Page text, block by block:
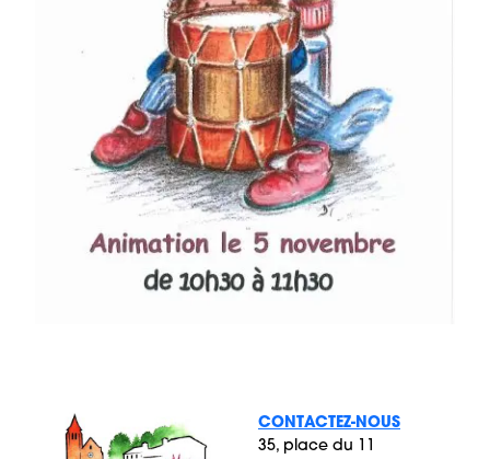
CONTACTEZ-NOUS
35, place du 11